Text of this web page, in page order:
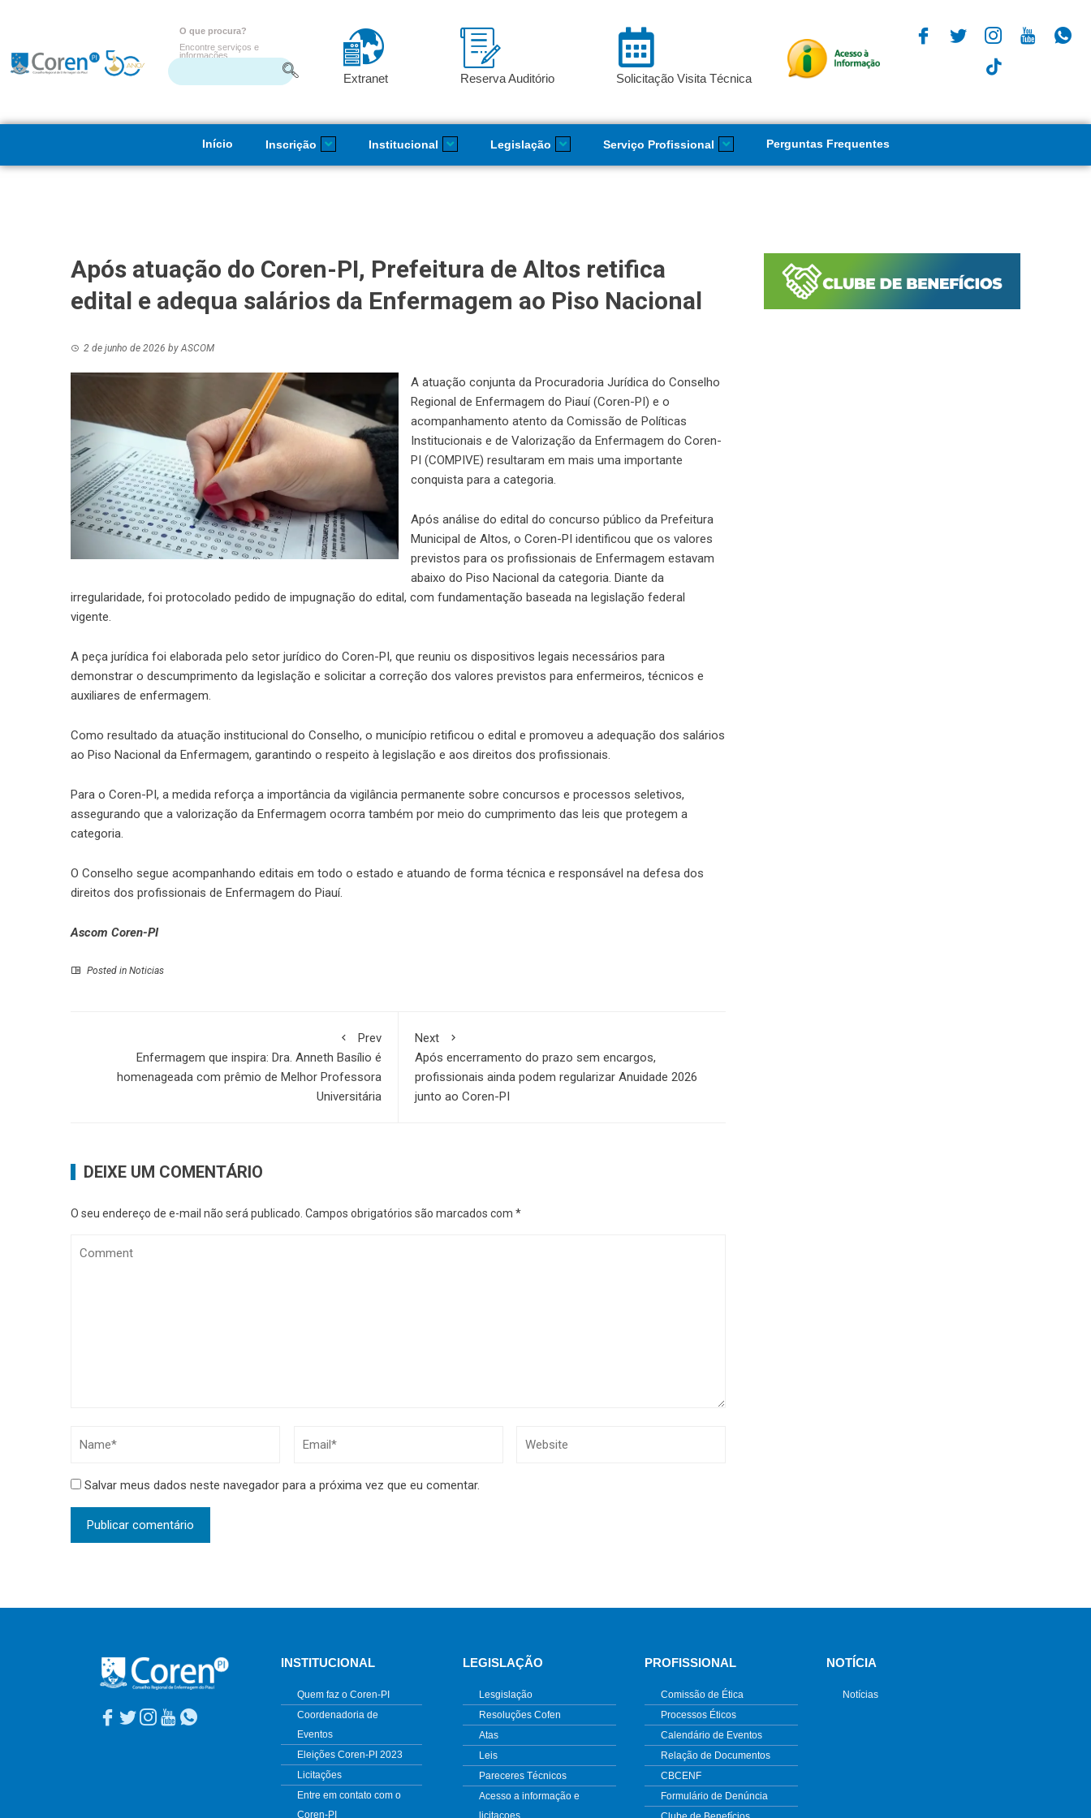
O que procura?
Encontre serviços e
informações
Extranet Reserva Auditório Solicitação Visita Técnica
Início Inscrição Institucional Legislação Serviço Profissional Perguntas Frequentes
Após atuação do Coren-PI, Prefeitura de Altos retifica
edital e adequa salários da Enfermagem ao Piso Nacional
2 de junho de 2026 byASCOM
A atuação conjunta da Procuradoria Jurídica do Conselho
Regional de Enfermagem do Piauí (Coren-PI) e o
acompanhamento atento da Comissão de Políticas
Institucionais e de Valorização da Enfermagem do Coren-
PI (COMPIVE) resultaram em mais uma importante
conquista para a categoria.
Após análise do edital do concurso público da Prefeitura
Municipal de Altos, o Coren-PI identificou que os valores
previstos para os profissionais de Enfermagem estavam
abaixo do Piso Nacional da categoria. Diante da
irregularidade, foi protocolado pedido de impugnação do edital, com fundamentação baseada na legislação federal
vigente.
A peça jurídica foi elaborada pelo setor jurídico do Coren-PI, que reuniu os dispositivos legais necessários para
demonstrar o descumprimento da legislação e solicitar a correção dos valores previstos para enfermeiros, técnicos e
auxiliares de enfermagem.
Como resultado da atuação institucional do Conselho, o município retificou o edital e promoveu a adequação dos salários
ao Piso Nacional da Enfermagem, garantindo o respeito à legislação e aos direitos dos profissionais.
Para o Coren-PI, a medida reforça a importância da vigilância permanente sobre concursos e processos seletivos,
assegurando que a valorização da Enfermagem ocorra também por meio do cumprimento das leis que protegem a
categoria.
O Conselho segue acompanhando editais em todo o estado e atuando de forma técnica e responsável na defesa dos
direitos dos profissionais de Enfermagem do Piauí.
Ascom Coren-PI
Posted in Noticias
Prev
Enfermagem que inspira: Dra. Anneth Basílio é
homenageada com prêmio de Melhor Professora
Universitária
Next
Após encerramento do prazo sem encargos,
profissionais ainda podem regularizar Anuidade 2026
junto ao Coren-PI
DEIXE UM COMENTÁRIO
O seu endereço de e-mail não será publicado. Campos obrigatórios são marcados com *
Salvar meus dados neste navegador para a próxima vez que eu comentar.
INSTITUCIONAL
Quem faz o Coren-PI
Coordenadoria de
Eventos
Eleições Coren-PI 2023
Licitações
Entre em contato com o
Coren-PI
LEGISLAÇÃO
Lesgislação
Resoluções Cofen
Atas
Leis
Pareceres Técnicos
Acesso a informação e
PROFISSIONAL
Comissão de Ética
Processos Éticos
Calendário de Eventos
Relação de Documentos
CBCENF
Formulário de Denúncia
NOTÍCIA
Notícias